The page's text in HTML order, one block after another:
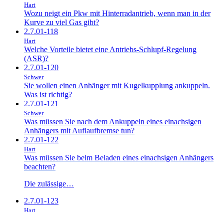
Hart
Wozu neigt ein Pkw mit Hinterradantrieb, wenn man in der
Kurve zu viel Gas gibt?
2.7.01-118
Hart
Welche Vorteile bietet eine Antriebs-Schlupf-Regelung
(ASR)?
2.7.01-120
Schwer
Sie wollen einen Anhänger mit Kugelkupplung ankuppeln.
Was ist richtig?
2.7.01-121
Schwer
Was müssen Sie nach dem Ankuppeln eines einachsigen
Anhängers mit Auflaufbremse tun?
2.7.01-122
Hart
Was müssen Sie beim Beladen eines einachsigen Anhängers
beachten?
Die zulässige…
2.7.01-123
Hart